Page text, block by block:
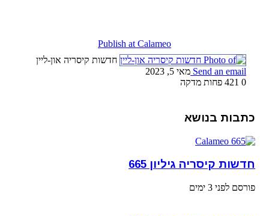
Publish at Calameo
חדשות קיסריה און-ליין
Send an email מאי 5, 2023
0
פחות מדקה
כתבות בנושא
חדשות קיסריה גיליון 665
פורסם לפני 3 ימים